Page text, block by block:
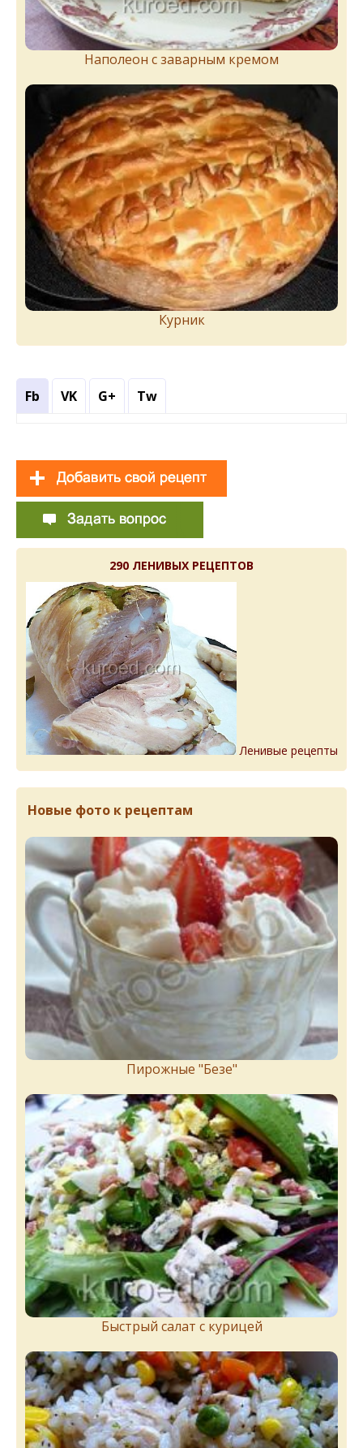
Наполеон с заварным кремом
Курник
Fb VK G+ Tw
290 ЛЕНИВЫХ РЕЦЕПТОВ
Ленивые рецепты
Новые фото к рецептам
Пирожныe "Бeзe"
Быстрый салат с курицей